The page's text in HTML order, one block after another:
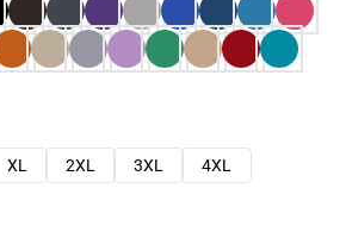
XL 2XL 3XL
4XL